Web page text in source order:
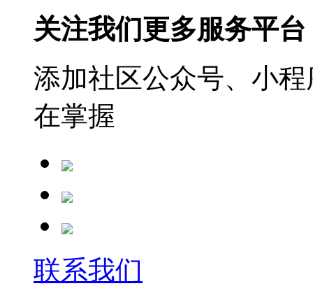
关注我们更多服务平台
添加社区公众号、小
在掌握
联系我们